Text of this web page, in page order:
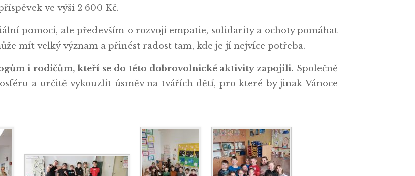
ve výši 2 600 Kč.
pomoci, ale především o rozvoji empatie, solidarity a ochoty pomáhat
mít velký význam a přinést radost tam, kde je jí nejvíce potřeba.
i rodičům, kteří se do této dobrovolnické aktivity zapojili. Společně
a určitě vykouzlit úsměv na tvářích dětí, pro které by jinak Vánoce